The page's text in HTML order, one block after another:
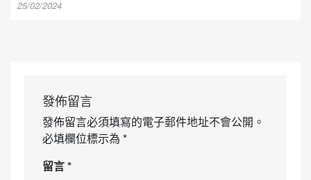
25/02/2024
發佈留言
發佈留言必須填寫的電子郵件地址不會公開。
必填欄位標示為 *
留言*